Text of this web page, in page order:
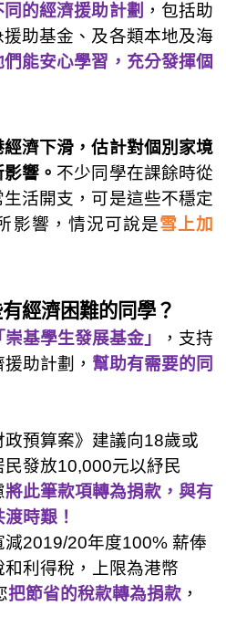
的經濟援助計劃 ，包括助
助基金、及各類本地及海
們能安心學習，充分發揮個
濟下滑，估計對個別家境
響。 不少同學在課餘時從
活開支，可是這些不穩定
影響，情況可說是雪上加
經濟困難的同學？
基學生發展基金」
，支持
助計劃， 幫助有需要的同
政預算案》建議向18歲或
發放10,000元以紓民
將此筆款項轉為捐款，與有
時艱！
減2019/20年度100% 薪俸
利得稅，上限為港幣
把節省的稅款轉為捐款 ，